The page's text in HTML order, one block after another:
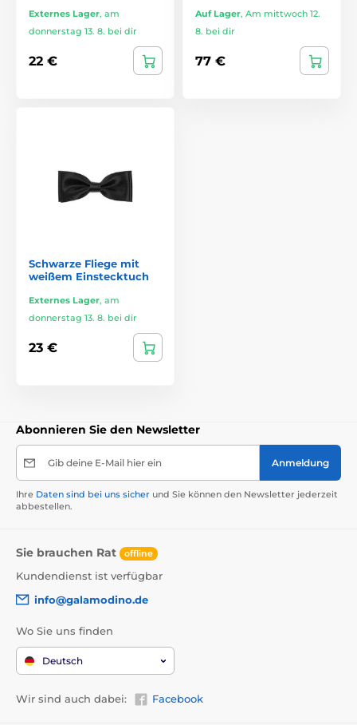
Externes Lager, am
donnerstag 13. 8. bei dir
22 €
Auf Lager, Am mittwoch 12.
8. bei dir
77 €
Schwarze Fliege mit
weißem Einstecktuch
Externes Lager, am
donnerstag 13. 8. bei dir
23 €
Abonnieren Sie den Newsletter
Gib deine E-Mail hier ein Anmeldung
Ihre Daten sind bei uns sicher und Sie können den Newsletter jederzeit
abbestellen.
Sie brauchen Rat offline
Kundendienst ist verfügbar
info@galamodino.de
Wo Sie uns finden
Deutsch
Wir sind auch dabei: Facebook